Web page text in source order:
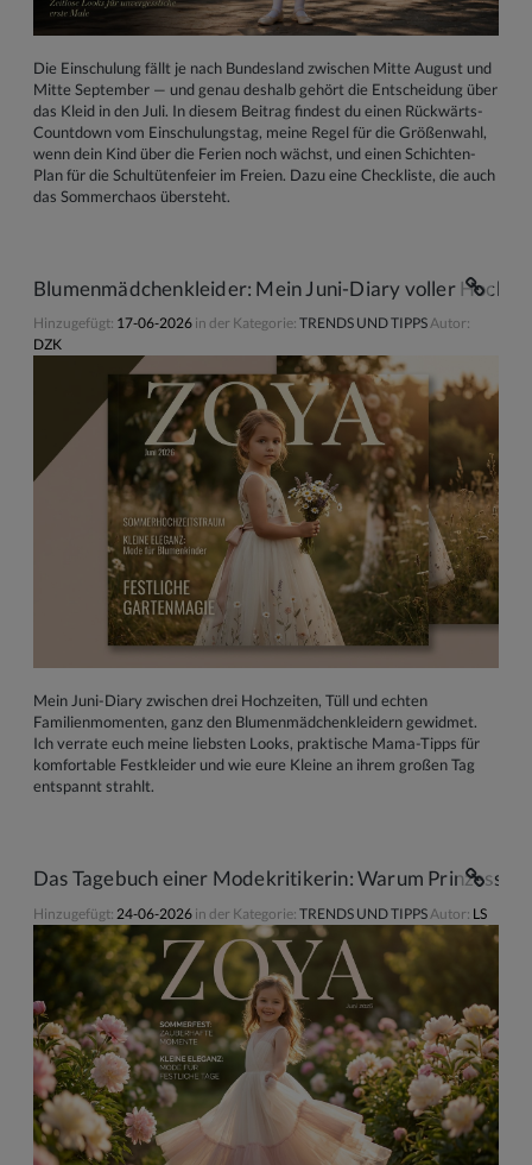
Die Einschulung fällt je nach Bundesland zwischen Mitte August und
Mitte September — und genau deshalb gehört die Entscheidung über
das Kleid in den Juli. In diesem Beitrag findest du einen Rückwärts-
Countdown vom Einschulungstag, meine Regel für die Größenwahl,
wenn dein Kind über die Ferien noch wächst, und einen Schichten-
Plan für die Schultütenfeier im Freien. Dazu eine Checkliste, die auch
das Sommerchaos übersteht.
Blumenmädchenkleider: Mein Juni-Diary voller
Hinzugefügt: 17-06-2026 in der Kategorie: TRENDS UND TIPPSAutor:
DZK
Mein Juni-Diary zwischen drei Hochzeiten, Tüll und echten
Familienmomenten, ganz den Blumenmädchenkleidern gewidmet.
Ich verrate euch meine liebsten Looks, praktische Mama-Tipps für
komfortable Festkleider und wie eure Kleine an ihrem großen Tag
entspannt strahlt.
Das Tagebuch einer Modekritikerin: Warum
Hinzugefügt: 24-06-2026 in der Kategorie: TRENDS UND TIPPS Autor: LS